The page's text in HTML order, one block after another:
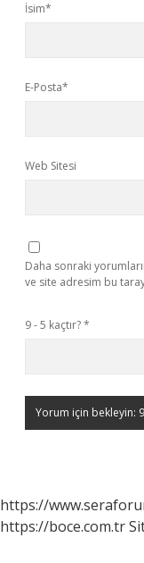
İsim*
E-Posta*
Web Sitesi
Daha sonraki
ve site adresim bu
9 - 5 kaçtır?*
https://
https://boce.com.tr